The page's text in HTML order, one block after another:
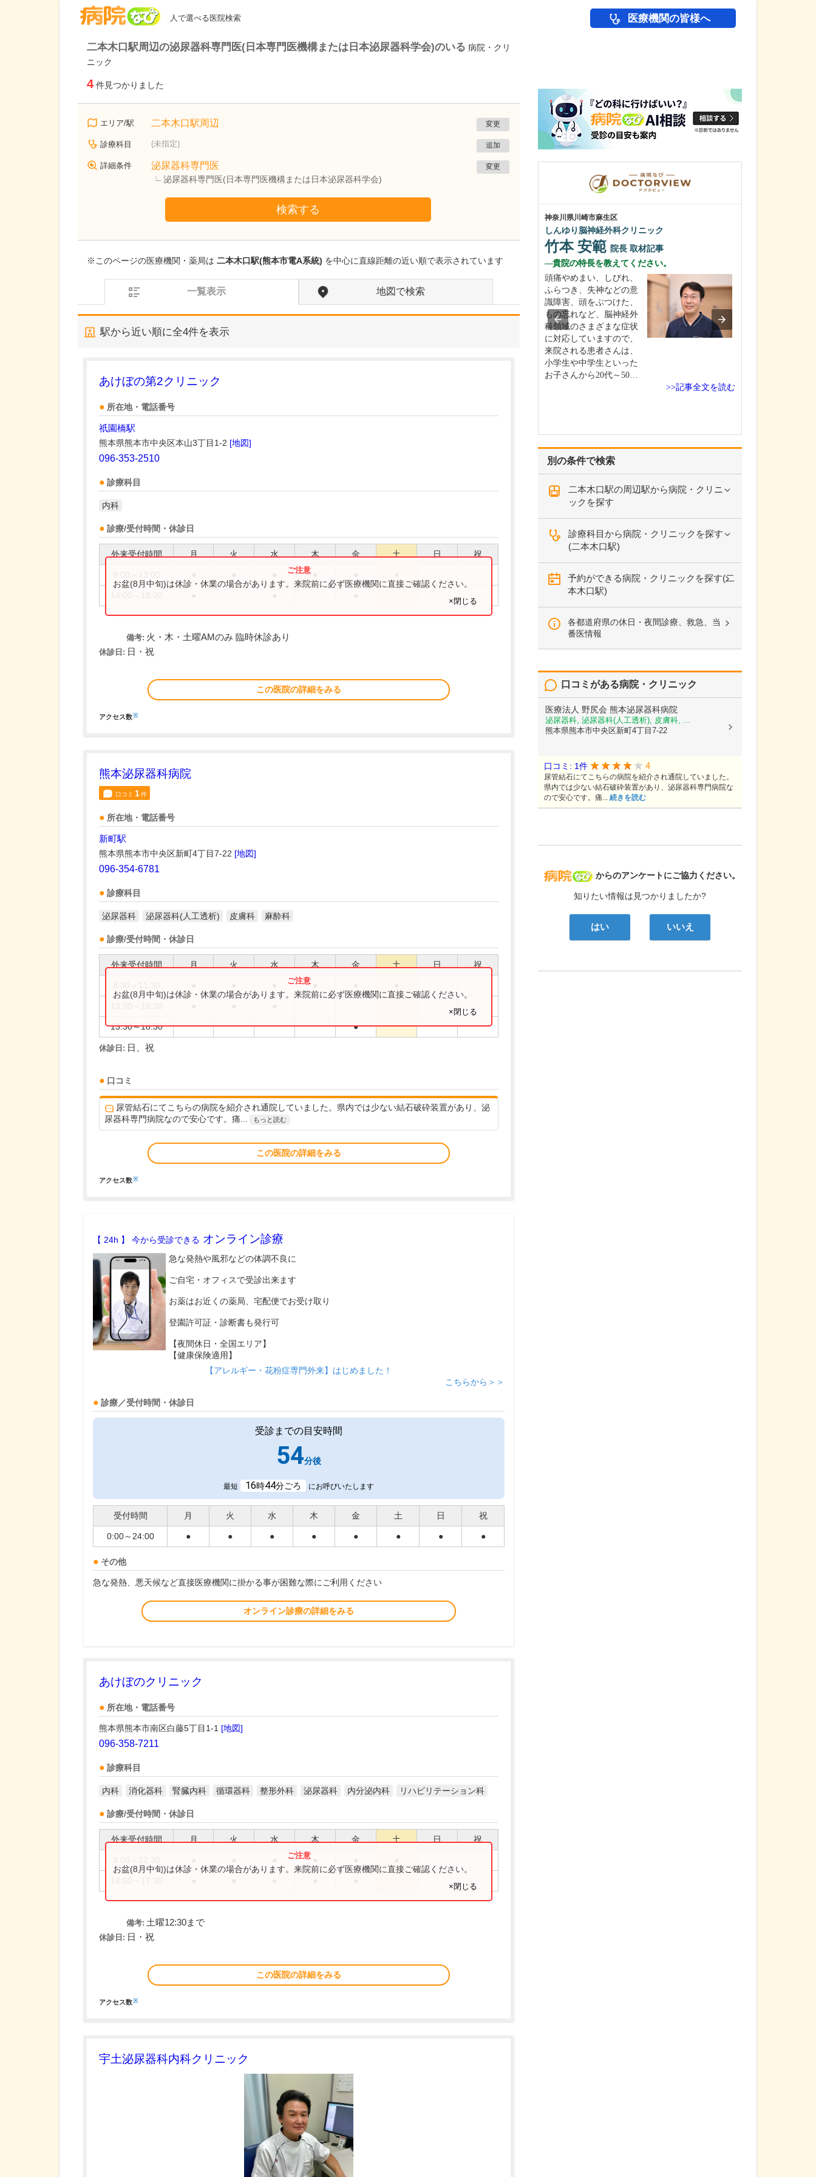
人で選べる医院検索 医療機関の皆様へ
二本木口駅周辺の泌尿器科専門医(日本専門医機構または日本泌尿器科学会)のいる 病院・クリ
ニック
4 件見つかりました
エリア/駅 二本木口駅周辺 変更
診療科目 (未指定) 追加
詳細条件 泌尿器科専門医
泌尿器科専門医(日本専門医機構または日本泌尿器科学会)
変更
検索する
※このページの医療機関・薬局は 二本木口駅(熊本市電A系統) を中心に直線距離の近い順で表示されています
一覧表示 地図で検索
駅から近い順に全4件を表示
あけぼの第2クリニック
所在地・電話番号
祇園橋駅
熊本県熊本市中央区本山3丁目1-2 [地図]
096-353-2510
診療科目
内科
診療/受付時間・休診日
外来受付時間 月 火 水 木 金 土 日 祝
お盆(8月中旬)は休診・休業の場合があります。来院前に必ず医療機関に直接ご確認ください。
×閉じる
備考: 火・木・土曜AMのみ 臨時休診あり
休診日: 日・祝
この医院の詳細をみる
アクセス数※
熊本泌尿器科病院
口コミ 1件
所在地・電話番号
新町駅
熊本県熊本市中央区新町4丁目7-22 [地図]
096-354-6781
診療科目
泌尿器科 泌尿器科(人工透析) 皮膚科 麻酔科
診療/受付時間・休診日
外来受付時間 月 火 水 木 金 土 日 祝
13:30～18:30 ●
お盆(8月中旬)は休診・休業の場合があります。来院前に必ず医療機関に直接ご確認ください。
×閉じる
休診日: 日、祝
口コミ
尿管結石にてこちらの病院を紹介され通院していました。県内では少ない結石破砕装置があり、泌
尿器科専門病院なので安心です。痛...
もっと読む
この医院の詳細をみる
アクセス数※
【 24h 】 今から受診できる オンライン診療
急な発熱や風邪などの体調不良に
ご自宅・オフィスで受診出来ます
お薬はお近くの薬局、宅配便でお受け取り
登園許可証・診断書も発行可
【夜間休日・全国エリア】
【健康保険適用】
【アレルギー・花粉症専門外来】はじめました！
こちらから＞＞
診療／受付時間・休診日
受診までの目安時間
54分後
最短 16時44分ごろ にお呼びいたします
受付時間 月 火 水 木 金 土 日 祝
0:00～24:00 ● ● ● ● ● ● ● ●
その他
急な発熱、悪天候など直接医療機関に掛かる事が困難な際にご利用ください
オンライン診療の詳細をみる
あけぼのクリニック
所在地・電話番号
熊本県熊本市南区白藤5丁目1-1 [地図]
096-358-7211
診療科目
内科 消化器科 腎臓内科 循環器科 整形外科 泌尿器科 内分泌内科 リハビリテーション科
診療/受付時間・休診日
外来受付時間 月 火 水 木 金 土 日 祝
お盆(8月中旬)は休診・休業の場合があります。来院前に必ず医療機関に直接ご確認ください。
×閉じる
備考: 土曜12:30まで
休診日: 日・祝
この医院の詳細をみる
アクセス数※
宇土泌尿器科内科クリニック
別の条件で検索
二本木口駅の周辺駅から病院・クリニ
ックを探す
診療科目から病院・クリニックを探す
(二本木口駅)
予約ができる病院・クリニックを探す(二
本木口駅)
各都道府県の休日・夜間診療、救急、当
番医情報
病院なび
からのアンケートにご協力ください。
知りたい情報は見つかりましたか?
はい いいえ
口コミがある病院・クリニック
医療法人 野尻会 熊本泌尿器科病院
泌尿器科, 泌尿器科(人工透析), 皮膚科, ...
熊本県熊本市中央区新町4丁目7-22
口コミ: 1件 4
尿管結石にてこちらの病院を紹介され通院していました。
県内では少ない結石破砕装置があり、泌尿器科専門病院な
ので安心です。痛... 続きを読む
大学病院で要職を担ってきた先生が開業を決め
心不全という病気は発症
患者さんは生涯付き合っ
神奈川県川崎市麻生区
しんゆり脳神経外科クリニック
竹本 安範 院長 取材記事
貴院の特長を教えてください。
頭痛やめまい、しびれ、
ふらつき、失神などの意
識障害、頭をぶつけた、
もの忘れなど、脳神経外
科領域のさまざまな症状
に対応していますので、
来院される患者さんは、
小学生や中学生といった
お子さんから20代～50…
>>記事全文を読む